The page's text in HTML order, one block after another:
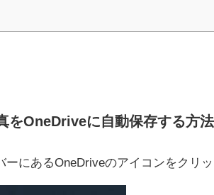
をOneDriveに自動保存する方法
ーにあるOneDriveのアイコンをクリッ